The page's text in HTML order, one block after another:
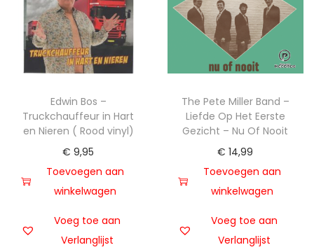
Edwin Bos –
Truckchauffeur in Hart
en Nieren ( Rood vinyl)
€ 9,95
Toevoegen aan
winkelwagen
Voeg toe aan
Verlanglijst
The Pete Miller Band –
Liefde Op Het Eerste
Gezicht – Nu Of Nooit
€ 14,99
Toevoegen aan
winkelwagen
Voeg toe aan
Verlanglijst